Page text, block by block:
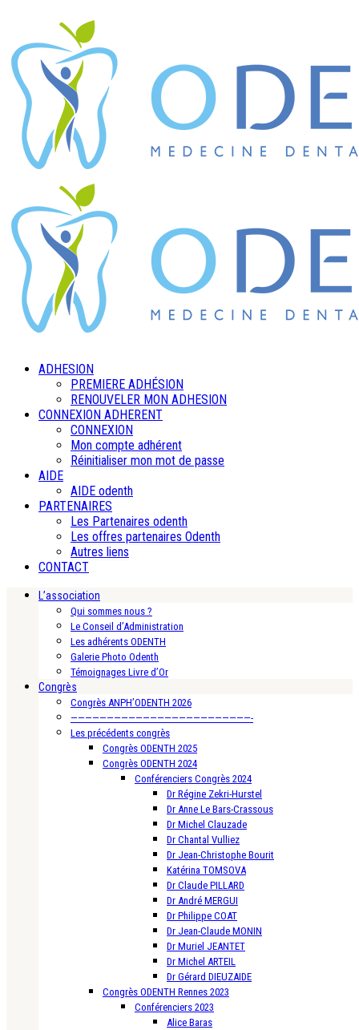
ADHESION
PREMIERE ADHÉSION
RENOUVELER MON ADHESION
CONNEXION ADHERENT
CONNEXION
Mon compte adhérent
Réinitialiser mon mot de passe
AIDE
AIDE odenth
PARTENAIRES
Les Partenaires odenth
Les offres partenaires Odenth
Autres liens
CONTACT
L’association
Qui sommes nous ?
Le Conseil d’Administration
Les adhérents ODENTH
Galerie Photo Odenth
Témoignages Livre d’Or
Congrès
Congrès ANPH’ODENTH 2026
—————————————————————————-
Les précédents congrès
Congrès ODENTH 2025
Congrès ODENTH 2024
Conférenciers Congrès 2024
Dr Régine Zekri-Hurstel
Dr Anne Le Bars-Crassous
Dr Michel Clauzade
Dr Chantal Vulliez
Dr Jean-Christophe Bourit
Katérina TOMSOVA
Dr Claude PILLARD
Dr André MERGUI
Dr Philippe COAT
Dr Jean-Claude MONIN
Dr Muriel JEANTET
Dr Michel ARTEIL
Dr Gérard DIEUZAIDE
Congrès ODENTH Rennes 2023
Conférenciers 2023
Alice Baras